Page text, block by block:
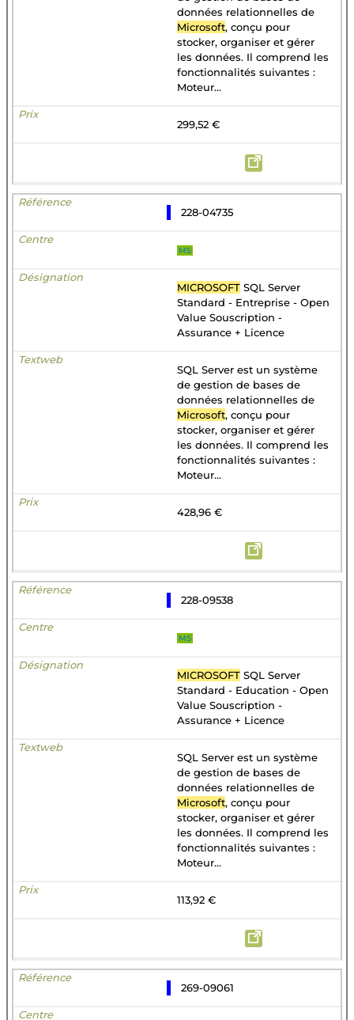
données relationnelles de
Microsoft, conçu pour
stocker, organiser et gérer
les données. Il comprend les
fonctionnalités suivantes :
Moteur...
299,52 €
228-04735
MS
MICROSOFT SQL Server
Standard - Entreprise - Open
Value Souscription -
Assurance + Licence
SQL Server est un système
de gestion de bases de
données relationnelles de
Microsoft, conçu pour
stocker, organiser et gérer
les données. Il comprend les
fonctionnalités suivantes :
Moteur...
428,96 €
228-09538
MS
MICROSOFT SQL Server
Standard - Education - Open
Value Souscription -
Assurance + Licence
SQL Server est un système
de gestion de bases de
données relationnelles de
Microsoft, conçu pour
stocker, organiser et gérer
les données. Il comprend les
fonctionnalités suivantes :
Moteur...
113,92 €
269-09061